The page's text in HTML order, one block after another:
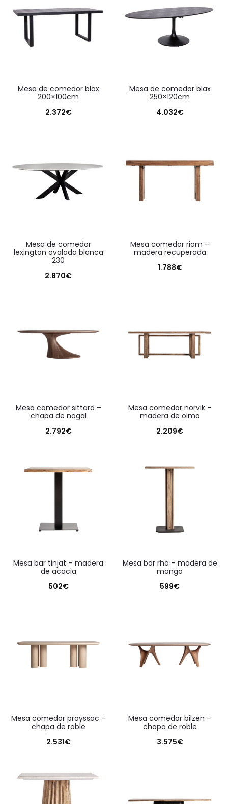
mesa de comedor blax
200×100cm
2.372€
mesa de comedor blax
250×120cm
4.032€
mesa de comedor
lexington ovalada blanca
230
2.870€
mesa comedor riom –
madera recuperada
1.788€
mesa comedor sittard –
chapa de nogal
2.792€
mesa comedor norvik –
madera de olmo
2.209€
mesa bar tinjat – madera
de acacia
502€
mesa bar rho – madera de
mango
599€
mesa comedor prayssac –
chapa de roble
2.531€
mesa comedor bilzen –
chapa de roble
3.575€